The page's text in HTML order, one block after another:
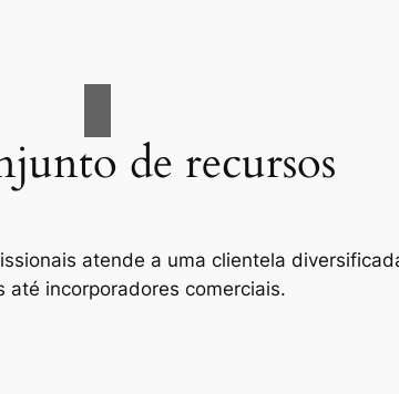
de recursos
atende a uma clientela
até incorporadores comerciais.